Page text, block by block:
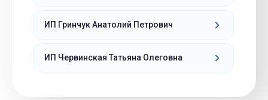
ИП Гринчук Анатолий Петрович
ИП Червинская Татьяна Олеговна